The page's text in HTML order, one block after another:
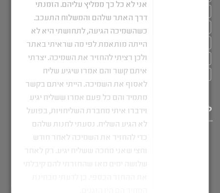
שלים לכתפיים
שמיכה כבדה ויסות חושי
שמיכה כבדה יחיד שמיכה כבדה לילדים
שמיכה כבדה לקיץ שמיכה כבדה מחיר
שמיכת של כבדה תרופה טבעית לחרדות
לייעוץ מהיר חייגו: 052-714-7100